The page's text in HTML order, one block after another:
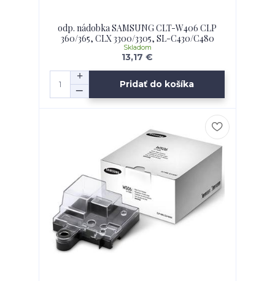
odp. nádobka SAMSUNG CLT-W406 CLP
360/365, CLX 3300/3305, SL-C430/C480
13,17 €
Skladom
Pridať do košíka